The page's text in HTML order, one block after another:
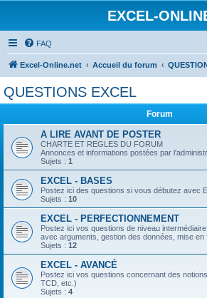
EXCEL-
FAQ
Excel-Online.net Accueil du forum
QUESTIONS EXCEL
Forum
A LIRE AVANT DE POSTER
CHARTE ET REGLES DU FORUM
Annonces et informations postées par
Sujets : 1
EXCEL - BASES
Postez ici des questions si vous débutez avec
Sujets : 10
EXCEL - PERFECTIONNEMENT
Postez ici vos questions de niveau
avec arguments, gestion des données, mise en
Sujets : 12
EXCEL - AVANCÉ
Postez ici vos questions concernant des
TCD, etc.)
Sujets : 4